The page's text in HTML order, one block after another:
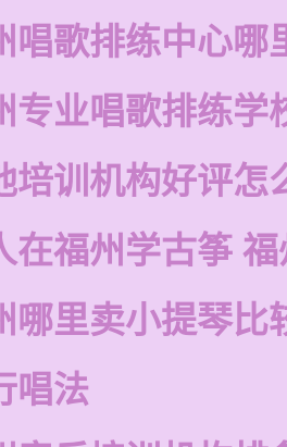
唱歌排练中心哪
专业唱歌排练学
培训机构好评怎
在福州学古筝
哪里卖小提琴比
唱法